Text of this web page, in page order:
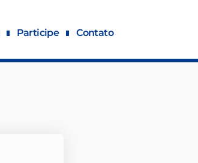
Participe Contato